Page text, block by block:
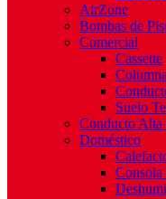
AirZone
Bombas de
Comercial
Cassette
Suelo
Conducto Alta
Doméstico
Consola